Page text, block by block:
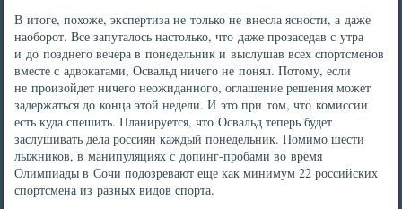
В итоге, похоже, экспертиза не только не внесла ясности, а даже
наоборот. Все запуталось настолько, что даже прозаседав с утра
и до позднего вечера в понедельник и выслушав всех спортсменов
вместе с адвокатами, Освальд ничего не понял. Потому, если
не произойдет ничего неожиданного, оглашение решения может
задержаться до конца этой недели. И это при том, что комиссии
есть куда спешить. Планируется, что Освальд теперь будет
заслушивать дела россиян каждый понедельник. Помимо шести
лыжников, в манипуляциях с допинг-пробами во время
Олимпиады в Сочи подозревают еще как минимум 22 российских
спортсмена из разных видов спорта.